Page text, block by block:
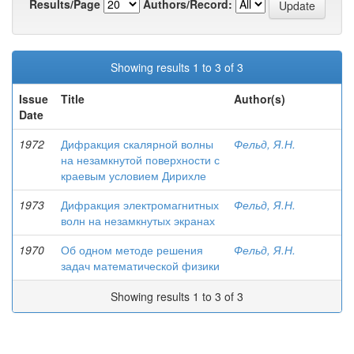
Results/Page
Authors/Record:
Showing results 1 to 3 of 3
Issue
Date
Title Author(s)
1972
Дифракция скалярной волны
на незамкнутой поверхности с
краевым условием Дирихле
Фельд, Я.Н.
1973
Дифракция электромагнитных
волн на незамкнутых экранах
Фельд, Я.Н.
1970
Об одном методе решения
задач математической физики
Фельд, Я.Н.
Showing results 1 to 3 of 3